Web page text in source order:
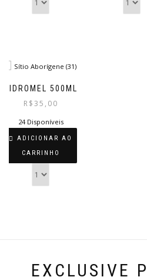
HIDROMEL 500ML
R$35,00
24 Disponíveis
ADICIONAR AO
CARRINHO
EXCLUSIVE